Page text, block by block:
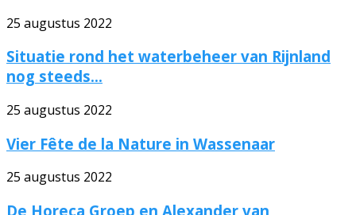
25 augustus 2022
Situatie rond het waterbeheer van Rijnland
nog steeds...
25 augustus 2022
Vier Fête de la Nature in Wassenaar
25 augustus 2022
De Horeca Groep en Alexander van